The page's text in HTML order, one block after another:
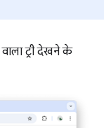
ट्री देखने के